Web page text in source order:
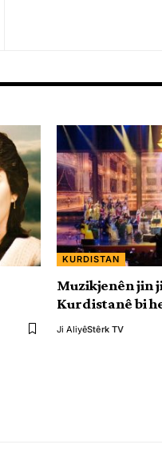
KURDISTAN
Muzikjenên jin
Kurdistanê bi
Ji AliyêStêrk TV